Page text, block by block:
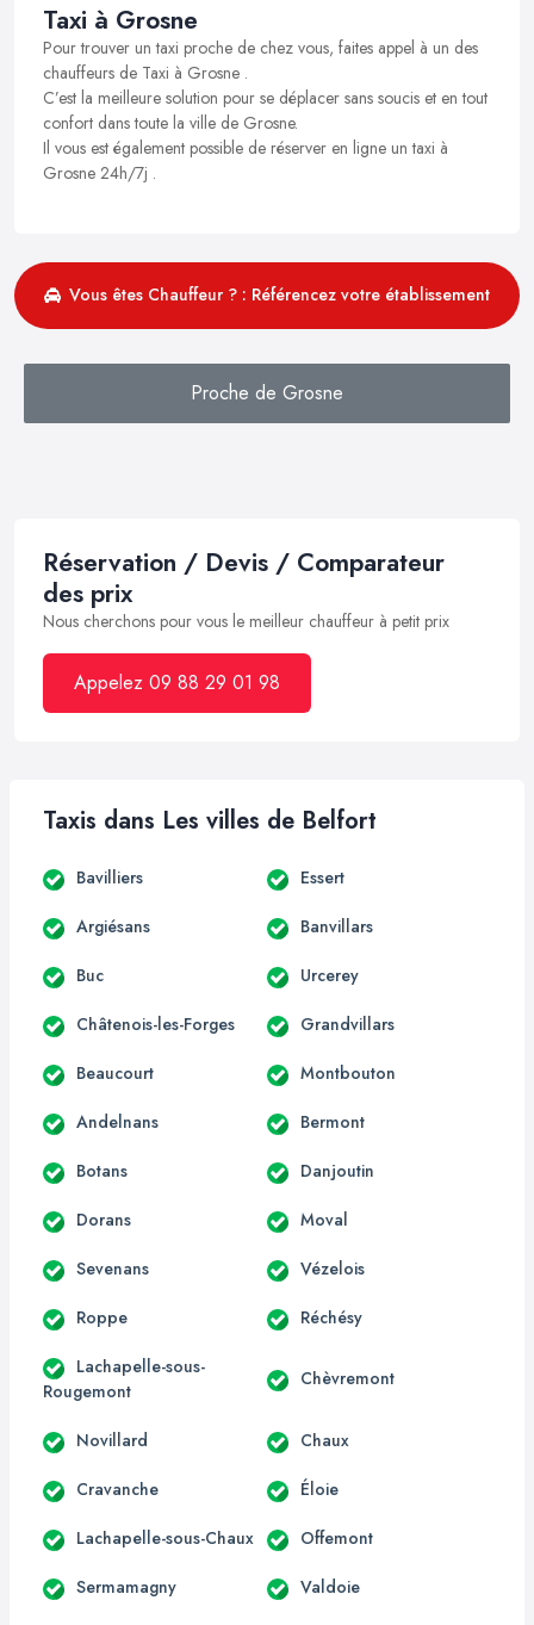
Taxi à Grosne
Pour trouver un taxi proche de chez vous, faites appel à un des
chauffeurs de Taxi à Grosne .
C’est la meilleure solution pour se déplacer sans soucis et en tout
confort dans toute la ville de Grosne.
Il vous est également possible de réserver en ligne un taxi à
Grosne 24h/7j .
Vous êtes Chauffeur ? : Référencez votre établissement
Proche de Grosne
Réservation / Devis / Comparateur
des prix
Nous cherchons pour vous le meilleur chauffeur à petit prix
Appelez 09 88 29 01 98
Taxis dans Les villes de Belfort
Bavilliers Essert
Argiésans Banvillars
Buc Urcerey
Châtenois-les-Forges Grandvillars
Beaucourt Montbouton
Andelnans Bermont
Botans Danjoutin
Dorans Moval
Sevenans Vézelois
Roppe Réchésy
Lachapelle-sous-
Rougemont
Chèvremont
Novillard Chaux
Cravanche Éloie
Lachapelle-sous-Chaux Offemont
Sermamagny Valdoie